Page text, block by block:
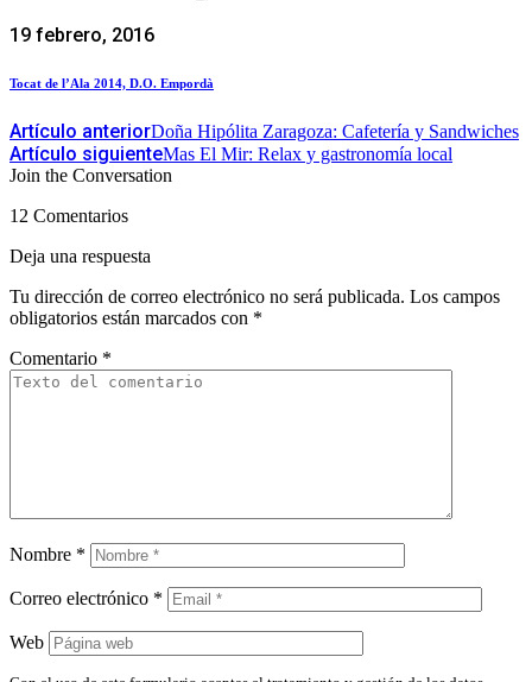
19 febrero, 2016
Tocat de l’Ala 2014, D.O. Empordà
Artículo anteriorDoña Hipólita Zaragoza: Cafetería y Sandwiches
Artículo siguienteMas El Mir: Relax y gastronomía local
Join the Conversation
12 Comentarios
Deja una respuesta
Tu dirección de correo electrónico no será publicada. Los campos
obligatorios están marcados con *
Comentario *
Nombre *
Correo electrónico *
Web